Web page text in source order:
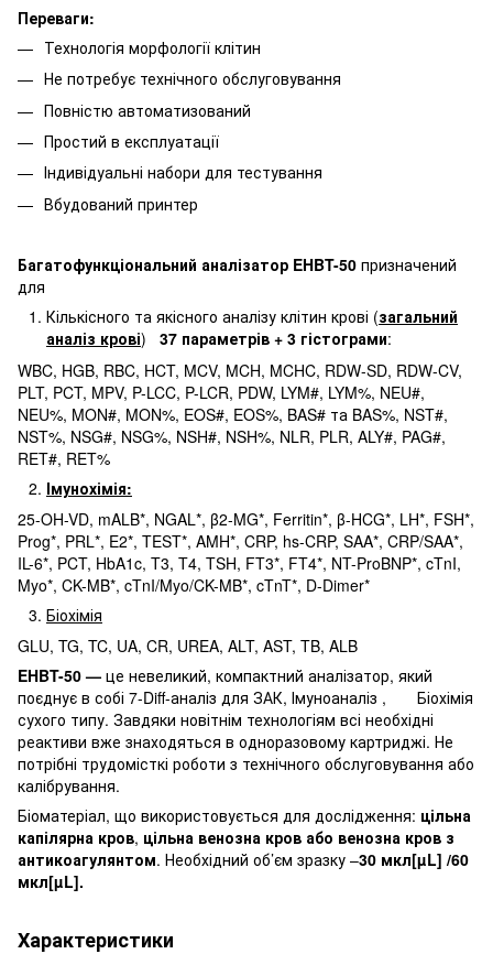
Переваги:
Технологія морфології клітин
Не потребує технічного обслуговування
Повністю автоматизований
Простий в експлуатації
Індивідуальні набори для тестування
Вбудований принтер
Багатофункціональний аналізатор EHBT-50 призначений
для
Кількісного та якісного аналізу клітин крові (загальний
аналіз крові) 37 параметрів + 3 гістограми:
WBC, HGB, RBC, HCT, MCV, MCH, MCHC, RDW-SD, RDW-CV,
PLT, PCT, MPV, P-LCC, P-LCR, PDW, LYM#, LYM%, NEU#,
NEU%, MON#, MON%, EOS#, EOS%, BAS# та BAS%, NST#,
NST%, NSG#, NSG%, NSH#, NSH%, NLR, PLR, ALY#, PAG#,
RET#, RET%
Імунохімія:
25-OH-VD, mALB*, NGAL*, β2-MG*, Ferritin*, β-HCG*, LH*, FSH*,
Prog*, PRL*, E2*, TEST*, AMH*, CRP, hs-CRP, SAA*, CRP/SAA*,
IL-6*, PCT, HbA1c, T3, T4, TSH, FT3*, FT4*, NT-ProBNP*, cTnI,
Myo*, CK-MB*, cTnI/Myo/CK-MB*, cTnT*, D-Dimer*
Біохімія
GLU, TG, TC, UA, CR, UREA, ALT, AST, TB, ALB
EHBT-50 — це невеликий, компактний аналізатор, який
поєднує в собі 7-Diff-аналіз для ЗАК, Імуноаналіз , Біохімія
сухого типу. Завдяки новітнім технологіям всі необхідні
реактиви вже знаходяться в одноразовому картриджі. Не
потрібні трудомісткі роботи з технічного обслуговування або
калібрування.
Біоматеріал, що використовується для дослідження: цільна
капілярна кров, цільна венозна кров або венозна кров з
антикоагулянтом. Необхідний об’єм зразку –30 мкл[µL] /60
мкл[µL].
Характеристики